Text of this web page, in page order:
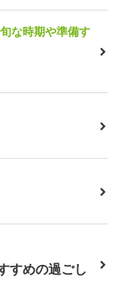
な時期や準備す
すめの過ごし